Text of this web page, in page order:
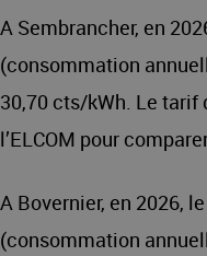
A Sembrancher, en
(consommation
30,70 cts/kWh. Le
l’ELCOM pour
A Bovernier, en 2026,
(consommation